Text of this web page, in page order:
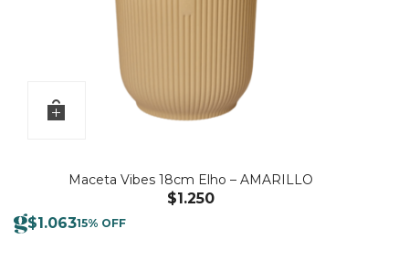
Maceta Vibes 18cm Elho – AMARILLO
$1.250
$1.06315% OFF